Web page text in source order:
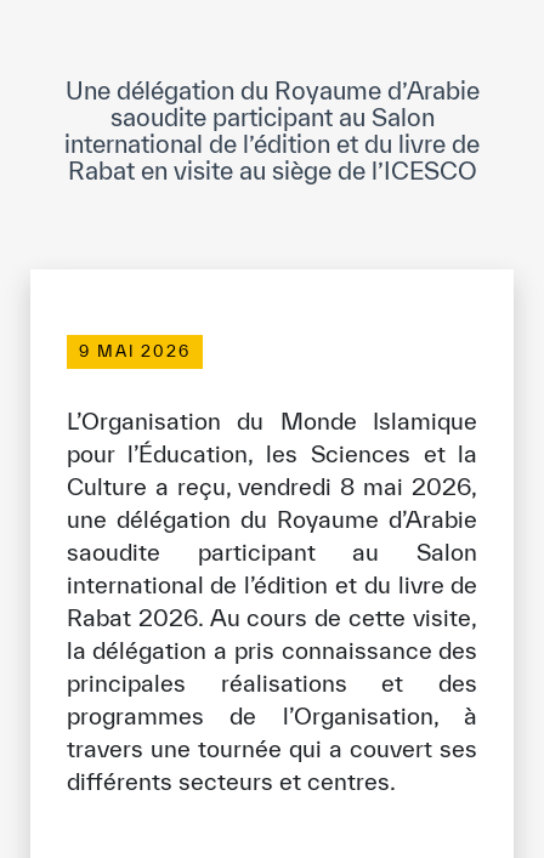
Normes Internationales de Qualité et
d’Excellence
Partenariats
Notre impact
Objectifs de développement durable
Données et perspectives
Bibliothèque Numérique de l’ICESCO
Musées et Expositions
Actualités et événements
Communiqués de presse
Événements
Une délégation du Royaume d’Arabie
saoudite participant au Salon
international de l’édition et du livre de
Rabat en visite au siège de l’ICESCO
9 MAI 2026
L’Organisation du Monde Islamique
pour l’Éducation, les Sciences et la
Culture a reçu, vendredi 8 mai 2026,
une délégation du Royaume d’Arabie
saoudite participant au Salon
international de l’édition et du livre de
Rabat 2026. Au cours de cette visite,
la délégation a pris connaissance des
principales réalisations et des
programmes de l’Organisation, à
travers une tournée qui a couvert ses
différents secteurs et centres.